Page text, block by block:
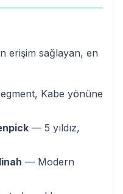
erişim sağlayan, en
Kabe yönüne
— 5 yıldız,
— Modern